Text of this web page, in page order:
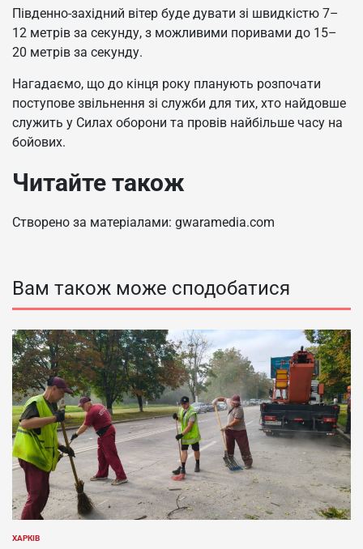
Південно-західний вітер буде дувати зі швидкістю 7–
12 метрів за секунду, з можливими поривами до 15–
20 метрів за секунду.
Нагадаємо, що до кінця року планують розпочати
поступове звільнення зі служби для тих, хто найдовше
служить у Силах оборони та провів найбільше часу на
бойових.
Читайте також
Створено за матеріалами: gwaramedia.com
Вам також може сподобатися
ОПУБЛІКУВАТИ
ХАРКІВ